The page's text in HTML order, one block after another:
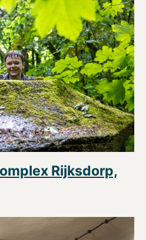
Rijksdorp,